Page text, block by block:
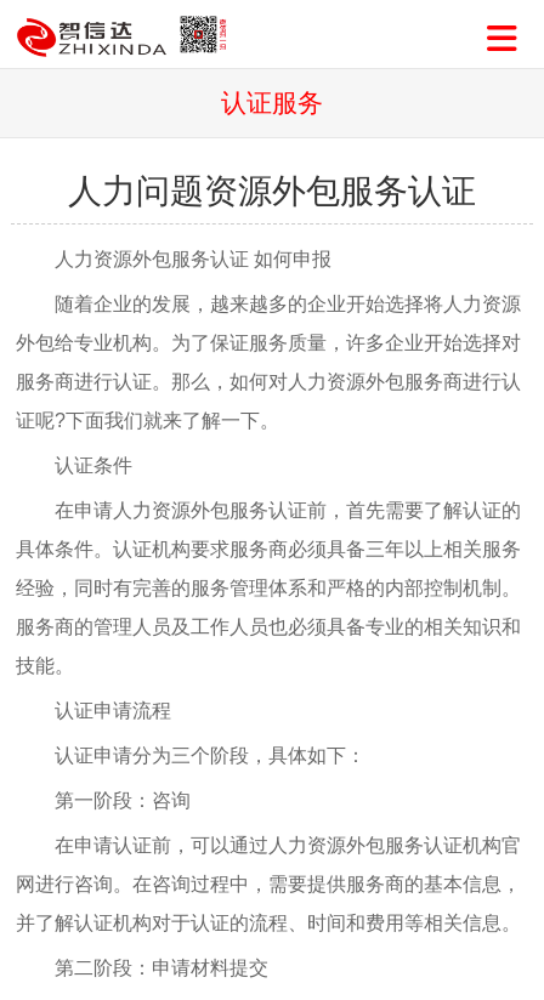
认证服务
人力问题资源外包服务认证
人力资源外包服务认证 如何申报
随着企业的发展，越来越多的企业开始选择将人力资源
外包给专业机构。为了保证服务质量，许多企业开始选择对
服务商进行认证。那么，如何对人力资源外包服务商进行认
证呢?下面我们就来了解一下。
认证条件
在申请人力资源外包服务认证前，首先需要了解认证的
具体条件。认证机构要求服务商必须具备三年以上相关服务
经验，同时有完善的服务管理体系和严格的内部控制机制。
服务商的管理人员及工作人员也必须具备专业的相关知识和
技能。
认证申请流程
认证申请分为三个阶段，具体如下：
第一阶段：咨询
在申请认证前，可以通过人力资源外包服务认证机构官
网进行咨询。在咨询过程中，需要提供服务商的基本信息，
并了解认证机构对于认证的流程、时间和费用等相关信息。
第二阶段：申请材料提交